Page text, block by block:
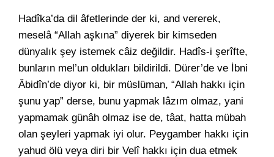
Hadîka’da dil âfetlerinde der ki, and vererek,
meselâ “Allah aşkına” diyerek bir kimseden
dünyalık şey istemek câiz değildir. Hadîs-i şerîfte,
bunların mel’un oldukları bildirildi. Dürer’de ve İbni
Âbidîn’de diyor ki, bir müslüman, “Allah hakkı için
şunu yap” derse, bunu yapmak lâzım olmaz, yani
yapmamak günâh olmaz ise de, tâat, hatta mübah
olan şeyleri yapmak iyi olur. Peygamber hakkı için
yahud ölü veya diri bir Velî hakkı için dua etmek